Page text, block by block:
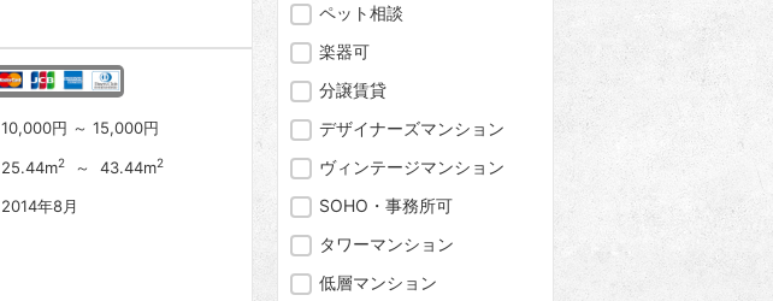
10,000円 ～ 15,000円
25.44m2 ～ 43.44m2
2014年8月
ペット相談
楽器可
分譲賃貸
デザイナーズマンション
ヴィンテージマンション
SOHO・事務所可
タワーマンション
低層マンション